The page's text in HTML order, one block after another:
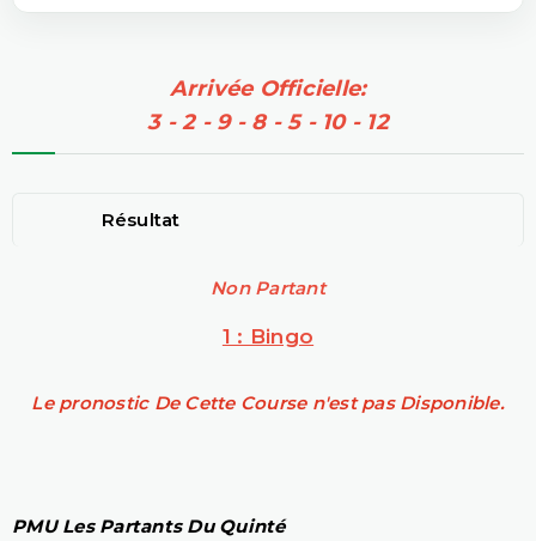
Arrivée Officielle:
3 - 2 - 9 - 8 - 5 - 10 - 12
Résultat
Non Partant
1 : Bingo
Le pronostic De Cette Course n'est pas Disponible.
PMU Les Partants Du Quinté